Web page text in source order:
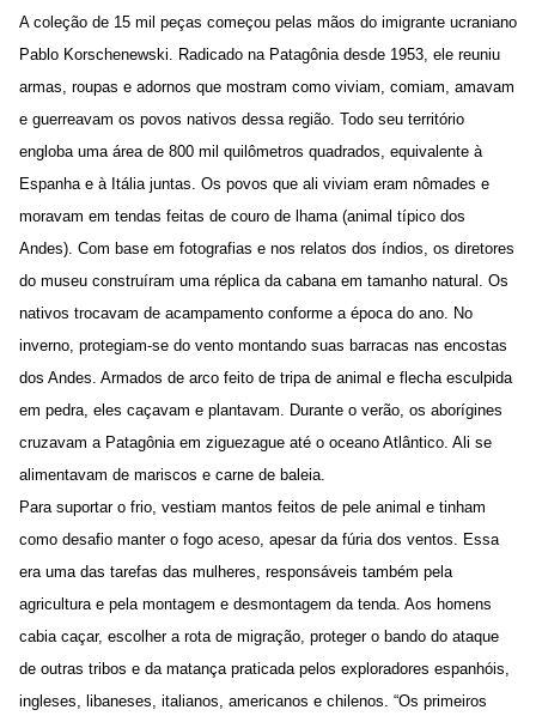
A coleção de 15 mil peças começou pelas mãos do imigrante ucraniano
Pablo Korschenewski. Radicado na Patagônia desde 1953, ele reuniu
armas, roupas e adornos que mostram como viviam, comiam, amavam
e guerreavam os povos nativos dessa região. Todo seu território
engloba uma área de 800 mil quilômetros quadrados, equivalente à
Espanha e à Itália juntas. Os povos que ali viviam eram nômades e
moravam em tendas feitas de couro de lhama (animal típico dos
Andes). Com base em fotografias e nos relatos dos índios, os diretores
do museu construíram uma réplica da cabana em tamanho natural. Os
nativos trocavam de acampamento conforme a época do ano. No
inverno, protegiam-se do vento montando suas barracas nas encostas
dos Andes. Armados de arco feito de tripa de animal e flecha esculpida
em pedra, eles caçavam e plantavam. Durante o verão, os aborígines
cruzavam a Patagônia em ziguezague até o oceano Atlântico. Ali se
alimentavam de mariscos e carne de baleia.
Para suportar o frio, vestiam mantos feitos de pele animal e tinham
como desafio manter o fogo aceso, apesar da fúria dos ventos. Essa
era uma das tarefas das mulheres, responsáveis também pela
agricultura e pela montagem e desmontagem da tenda. Aos homens
cabia caçar, escolher a rota de migração, proteger o bando do ataque
de outras tribos e da matança praticada pelos exploradores espanhóis,
ingleses, libaneses, italianos, americanos e chilenos. “Os primeiros